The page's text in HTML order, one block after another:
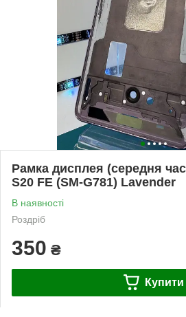
Рамка дисплея (середня
S20 FE (SM-G781) Lavender
В наявності
Роздріб
350 ₴
Купити